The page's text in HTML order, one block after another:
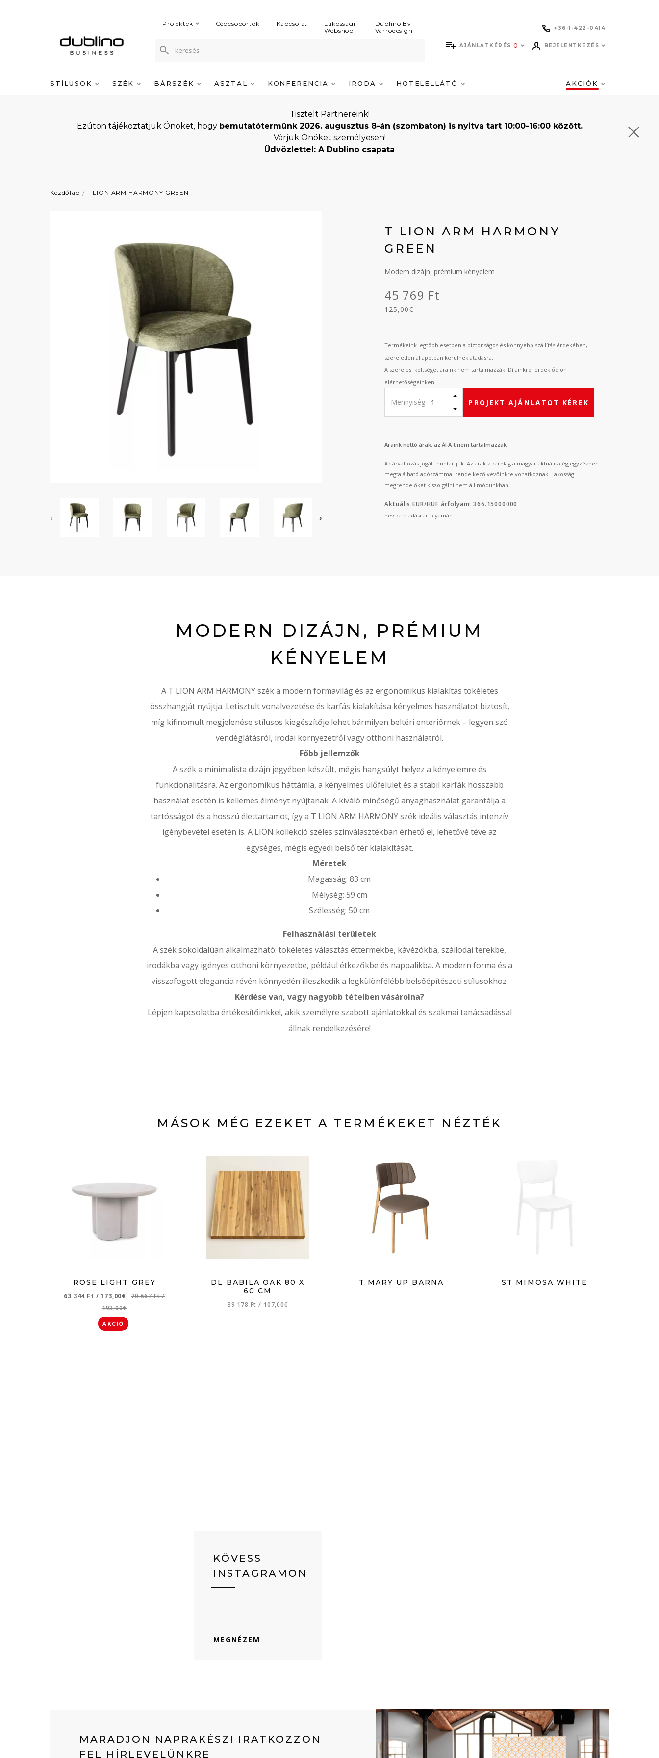
Projektek Cégcsoportok Kapcsolat
Lakossági
Webshop
Dublino By
Varrodesign
+36-1-422-0414
AJÁNLATKÉRÉS 0 BEJELENTKEZÉS
STÍLUSOK SZÉK BÁRSZÉK ASZTAL KONFERENCIA IRODA HOTELELLÁTÓ AKCIÓK
Tisztelt Partnereink!
Ezúton tájékoztatjuk Önöket, hogy bemutatótermünk 2026. augusztus 8-án (szombaton) is nyitva tart 10:00-16:00 között.
Várjuk Önöket személyesen!
Üdvözlettel: A Dublino csapata
Kezdőlap T LION ARM HARMONY GREEN
‹ ›
T LION ARM HARMONY
GREEN
Modern dizájn, prémium kényelem
45 769 Ft
125,00€
Termékeink legtöbb esetben a biztonságos és könnyebb szállítás érdekében,
szereletlen állapotban kerülnek átadásra.
A szerelési költséget áraink nem tartalmazzák. Díjainkról érdeklődjön
elérhetőségeinken.
Mennyiség PROJEKT AJÁNLATOT KÉREK
Áraink nettó árak, az ÁFA-t nem tartalmazzák.
Az árváltozás jogát fenntartjuk. Az árak kizárólag a magyar aktuális cégjegyzékben
megtalálható adószámmal rendelkező vevőinkre vonatkoznak! Lakossági
megrendelőket kiszolgálni nem áll módunkban.
Aktuális EUR/HUF árfolyam: 366.15000000
deviza eladási árfolyamán
MODERN DIZÁJN, PRÉMIUM
KÉNYELEM
A T LION ARM HARMONY szék a modern formavilág és az ergonomikus kialakítás tökéletes
összhangját nyújtja. Letisztult vonalvezetése és karfás kialakítása kényelmes használatot biztosít,
míg kifinomult megjelenése stílusos kiegészítője lehet bármilyen beltéri enteriőrnek – legyen szó
vendéglátásról, irodai környezetről vagy otthoni használatról.
Főbb jellemzők
A szék a minimalista dizájn jegyében készült, mégis hangsúlyt helyez a kényelemre és
funkcionalitásra. Az ergonomikus háttámla, a kényelmes ülőfelület és a stabil karfák hosszabb
használat esetén is kellemes élményt nyújtanak. A kiváló minőségű anyaghasználat garantálja a
tartósságot és a hosszú élettartamot, így a T LION ARM HARMONY szék ideális választás intenzív
igénybevétel esetén is. A LION kollekció széles színválasztékban érhető el, lehetővé téve az
egységes, mégis egyedi belső tér kialakítását.
Méretek
Magasság: 83 cm
Mélység: 59 cm
Szélesség: 50 cm
Felhasználási területek
A szék sokoldalúan alkalmazható: tökéletes választás éttermekbe, kávézókba, szállodai terekbe,
irodákba vagy igényes otthoni környezetbe, például étkezőkbe és nappalikba. A modern forma és a
visszafogott elegancia révén könnyedén illeszkedik a legkülönfélébb belsőépítészeti stílusokhoz.
Kérdése van, vagy nagyobb tételben vásárolna?
Lépjen kapcsolatba értékesítőinkkel, akik személyre szabott ajánlatokkal és szakmai tanácsadással
állnak rendelkezésére!
MÁSOK MÉG EZEKET A TERMÉKEKET NÉZTÉK
ROSE LIGHT GREY
63 344 Ft / 173,00€ 70 667 Ft/
193,00€
AKCIÓ
DL BABILA OAK 80 X
60 CM
39 178 Ft/ 107,00€
T MARY UP BARNA ST MIMOSA WHITE
KÖVESS
INSTAGRAMON
MEGNÉZEM
MARADJON NAPRAKÉSZ! IRATKOZZON
FEL HÍRLEVELÜNKRE